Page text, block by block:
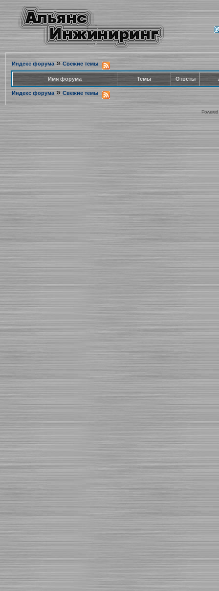
Индекс форума» Свежие темы
Имя форума Темы Ответы
Индекс форума » Свежие темы